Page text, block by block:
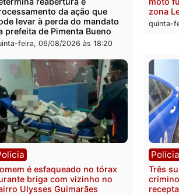
Política
Ministro Dias Tofolli , do TSE,
determina reabertura e
processamento da ação que
pode levar à perda do mandato
da prefeita de Pimenta Bueno